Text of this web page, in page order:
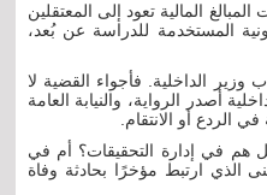
المالية تعود إلى المعتقلين
المستخدمة للدراسة عن بُعد،
وزير الداخلية. فأجواء القضية لا
أصدر الرواية، والنيابة العامة
الردع أو الانتقام.
هم في إدارة التحقيقات؟ أم في
المركزي، وهو المبنى الذي ارتبط مؤخرًا بحادثة وفاة